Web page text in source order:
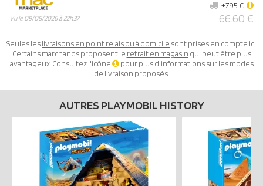
Vu le09/08/2026 à 22h37 66.60 €
+7.95 €
Seules leslivraisons en point relais ou à domicile sont prises en compte ici.
Certains marchands proposent le retrait en magasin qui peut être plus
avantageux. Consultez l'icône
pour plus d'informations sur les modes
de livraison proposés.
AUTRES PLAYMOBIL HISTORY